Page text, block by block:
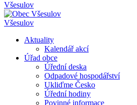
Všesulov
Všesulov
Aktuality
Kalendář akcí
Úřad obce
Úřední deska
Odpadové hospodářství
Ukliďme Česko
Úřední hodiny
Povinné informace